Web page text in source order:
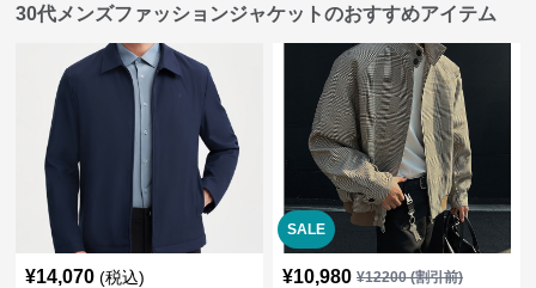
30代メンズファッションジャケットのおすすめアイテム
¥14,070 (税込)
SALE
¥10,980 ¥12200(割引前)